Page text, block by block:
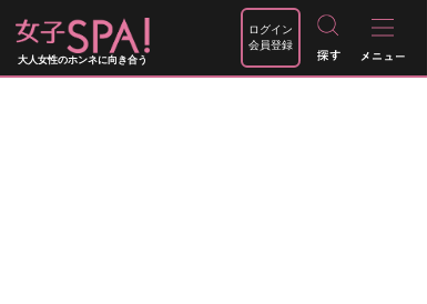
大人女性のホンネに向き合う
ログイン
会員登録